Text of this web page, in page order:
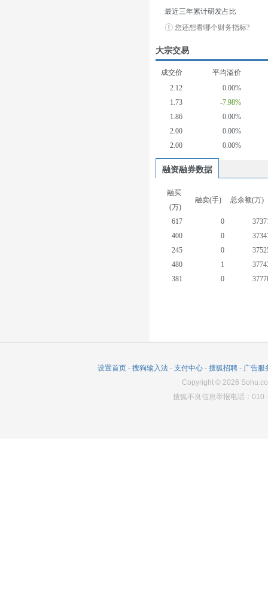
最近三年累计研发占比
您还想看哪个财务指标?
大宗交易
成交价
平均溢价
2.12
0.00%
1.73
-7.98%
1.86
0.00%
2.00
0.00%
2.00
0.00%
融资融券数据
融买
(万)
融卖(手) 总余额(万)
617 0
400
0
245
0
480
1
381
0
设置首页 - 搜狗输入法 - 支付中心 - 搜狐招聘 - 广告服
Copyright© 2026
搜狐不良信息举报电话：010